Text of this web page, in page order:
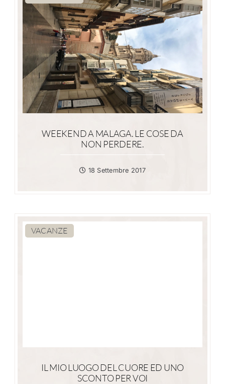
WEEKEND A MALAGA. LE COSE DA
NON PERDERE.
18 Settembre 2017
VACANZE
IL MIO LUOGO DEL CUORE ED UNO
SCONTO PER VOI